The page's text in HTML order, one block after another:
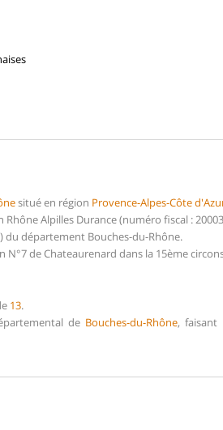
situé en région Provence-Alpes-Côte
Alpilles Durance (numéro fiscal :
du département Bouches-du-Rhône.
de Chateaurenard dans la 15ème
13.
de Bouches-du-Rhône, faisant